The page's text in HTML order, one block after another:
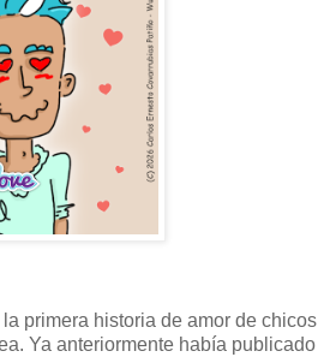
primera historia de amor de chicos
Ya anteriormente había publicado